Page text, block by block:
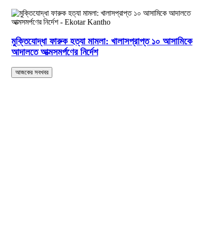
মুক্তিযোদ্ধা ফারুক হত্যা মামলা: খালাসপ্রাপ্ত ১০ আসামিকে
আদালতে আত্মসমর্পণের নির্দেশ